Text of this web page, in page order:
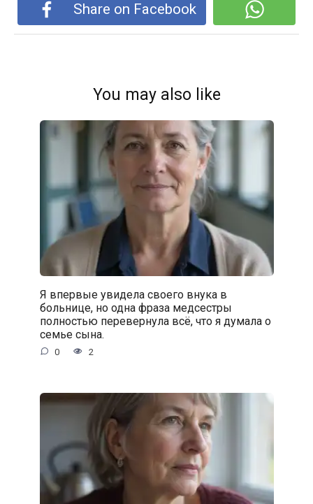
Share on Facebook
You may also like
Я впервые увидела своего внука в
больнице, но одна фраза медсестры
полностью перевернула всё, что я думала о
семье сына.
0 2